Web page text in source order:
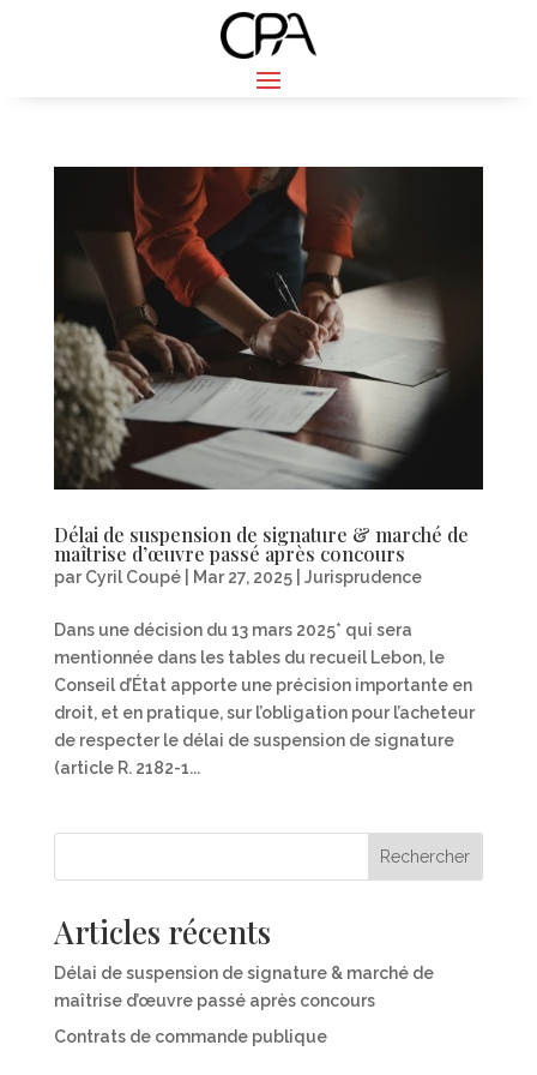
Délai de suspension de signature & marché de
maîtrise d’œuvre passé après concours
parCyril Coupé| Mar 27, 2025| Jurisprudence
Dans une décision du 13 mars 2025* qui sera
mentionnée dans les tables du recueil Lebon, le
Conseil d’État apporte une précision importante en
droit, et en pratique, sur l’obligation pour l’acheteur
de respecter le délai de suspension de signature
(article R. 2182-1...
Rechercher
Articles récents
Délai de suspension de signature & marché de
maîtrise d’œuvre passé après concours
Contrats de commande publique